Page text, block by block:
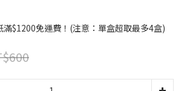
滿$1200免運費！(注意：單盒超取最多4盒)